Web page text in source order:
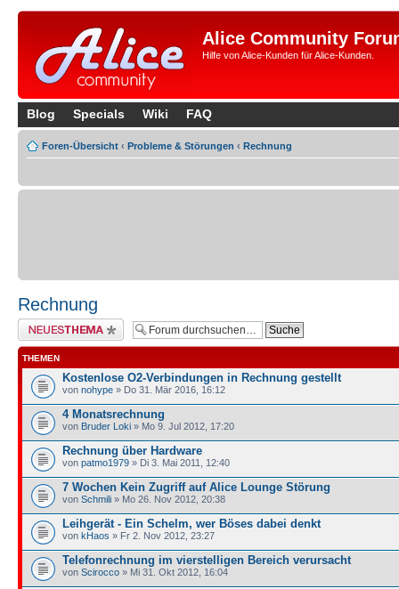
Alice Community
Hilfe von Alice-Kunden für Alice-Kunden.
Blog Specials Wiki FAQ
Foren-Übersicht ‹ Probleme & Störungen ‹ Rechnung
Rechnung
Neues Thema erstellen
THEMEN
Kostenlose O2-Verbindungen in Rechnung gestellt
von nohype » Do 31. Mär 2016, 16:12
4 Monatsrechnung
von Bruder Loki » Mo 9. Jul 2012, 17:20
Rechnung über Hardware
von patmo1979 » Di 3. Mai 2011, 12:40
7 Wochen Kein Zugriff auf Alice Lounge Störung
von Schmili » Mo 26. Nov 2012, 20:38
Leihgerät - Ein Schelm, wer Böses dabei denkt
von kHaos » Fr 2. Nov 2012, 23:27
Telefonrechnung im vierstelligen Bereich verursacht
von Scirocco » Mi 31. Okt 2012, 16:04